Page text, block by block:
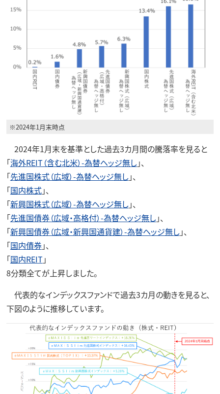
※2024年1月末時点
2024年1月末を基準とした過去3カ月間の騰落率を見ると
「海外REIT（含む北米）-為替ヘッジ無し」、
「先進国株式（広域）-為替ヘッジ無し」、
「国内株式」、
「新興国株式（広域）-為替ヘッジ無し」、
「先進国債券（広域・高格付）-為替ヘッジ無し」、
「新興国債券（広域・新興国通貨建）-為替ヘッジ無し」、
「国内債券」、
「国内REIT 」
8分類全てが上昇しました。
代表的なインデックスファンドで過去3カ月の動きを見ると、
下図のように推移しています。